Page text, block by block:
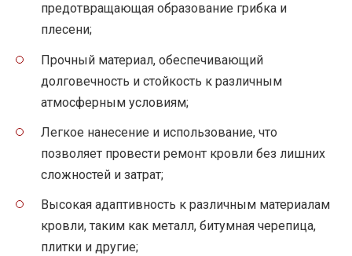
предотвращающая образование грибка и
плесени;
Прочный материал, обеспечивающий
долговечность и стойкость к различным
атмосферным условиям;
Легкое нанесение и использование, что
позволяет провести ремонт кровли без лишних
сложностей и затрат;
Высокая адаптивность к различным материалам
кровли, таким как металл, битумная черепица,
плитки и другие;